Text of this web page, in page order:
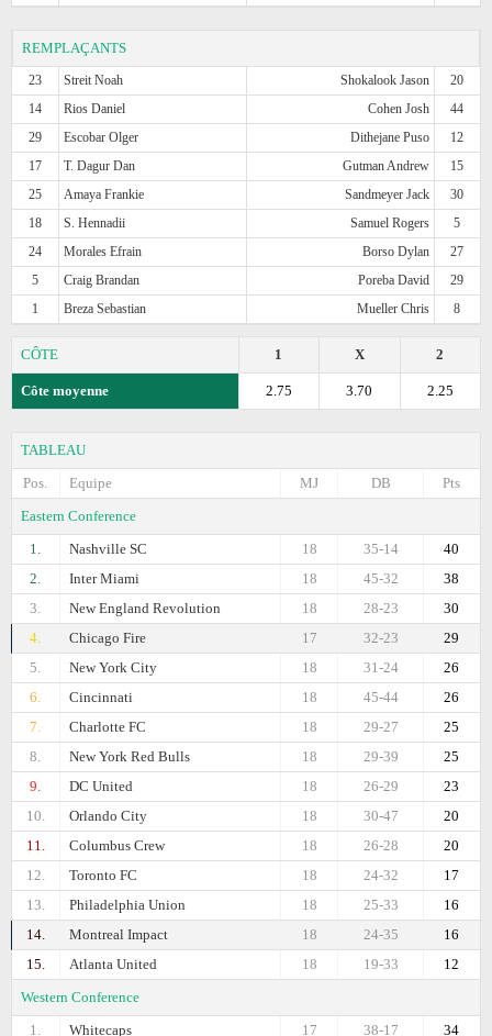
REMPLAÇANTS
23 Streit Noah Shokalook Jason
20
14
Rios Daniel Cohen Josh
44
29
Escobar Olger Dithejane Puso
12
17
T. Dagur Dan Gutman Andrew
15
25
Amaya Frankie Sandmeyer Jack
30
18
S. Hennadii Samuel Rogers
5
24
Morales Efrain Borso Dylan
27
5
Craig Brandan Poreba David
29
1
Breza Sebastian Mueller Chris 8
CÔTE 2
X
1
Côte moyenne 2.25
3.70
2.75
TABLEAU
Pos.
Equipe Pts
DB
MJ
Eastern Conference
1.
Nashville SC 40
35-14
18
2.
Inter Miami 38
45-32
18
3.
New England Revolution 30
28-23
18
4.
Chicago Fire 29
32-23
17
5.
New York City 26
31-24
18
6.
Cincinnati 26
45-44
18
7.
Charlotte FC 25
29-27
18
8.
New York Red Bulls 25
29-39
18
9.
DC United 23
26-29
18
10.
Orlando City 20
30-47
18
11.
Columbus Crew 20
26-28
18
12.
Toronto FC 17
24-32
18
13.
Philadelphia Union 16
25-33
18
14.
Montreal Impact 16
24-35
18
15.
Atlanta United 12
19-33
18
Western Conference
1.
Whitecaps 34
38-17
17